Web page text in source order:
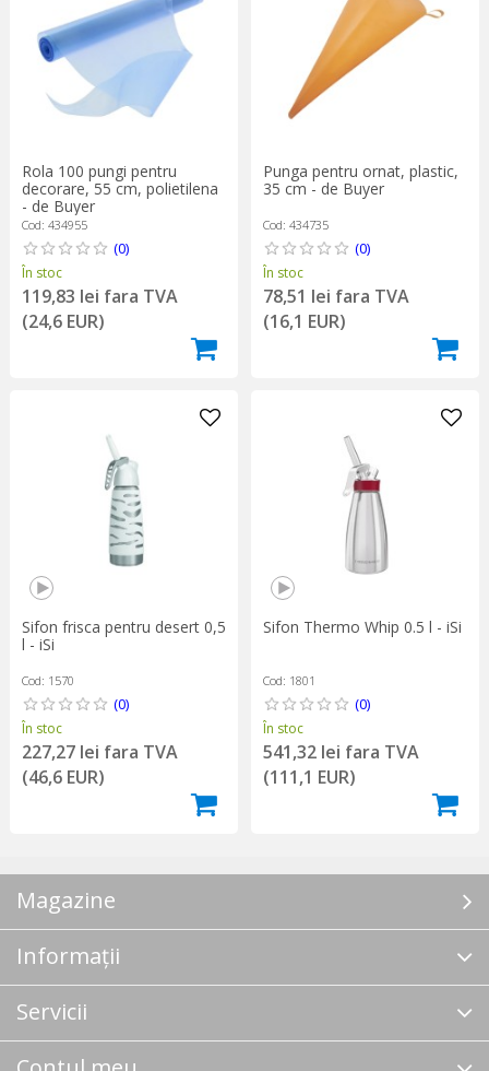
Rola 100 pungi pentru
decorare, 55 cm, polietilena
- de Buyer
Cod: 434955
(0)
În stoc
119,83 lei fara TVA
(24,6 EUR)
Punga pentru ornat, plastic,
35 cm - de Buyer
Cod: 434735
(0)
În stoc
78,51 lei fara TVA
(16,1 EUR)
Sifon frisca pentru desert 0,5
l - iSi
Cod: 1570
(0)
În stoc
227,27 lei fara TVA
(46,6 EUR)
Sifon Thermo Whip 0.5 l - iSi
Cod: 1801
(0)
În stoc
541,32 lei fara TVA
(111,1 EUR)
Magazine
Informații
Servicii